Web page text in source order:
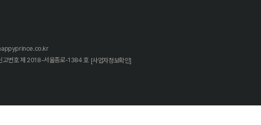
고번호 제 2018-서울종로-1384 호 [사업자정보확인]